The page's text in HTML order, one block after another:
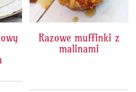
Razowe muffinki z
malinami